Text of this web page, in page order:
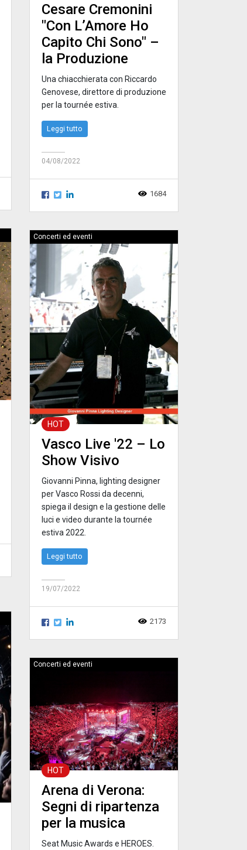
Cesare Cremonini
"Con L’Amore Ho
Capito Chi Sono" –
la Produzione
Una chiacchierata con Riccardo
Genovese, direttore di produzione
per la tournée estiva.
Leggi tutto
04/08/2022
1684
Concerti ed eventi
HOT
Vasco Live '22 – Lo
Show Visivo
Giovanni Pinna, lighting designer
per Vasco Rossi da decenni,
spiega il design e la gestione delle
luci e video durante la tournée
estiva 2022.
Leggi tutto
19/07/2022
2173
Concerti ed eventi
HOT
Arena di Verona:
Segni di ripartenza
per la musica
Seat Music Awards e HEROES.